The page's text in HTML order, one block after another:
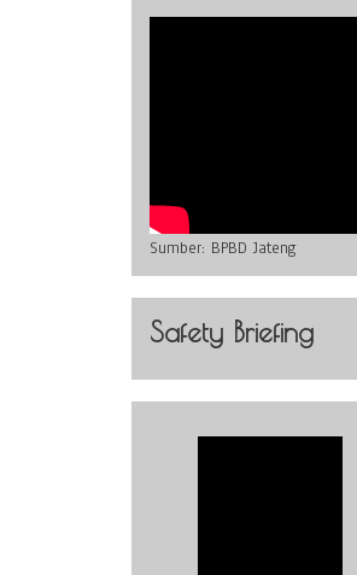
Sumber: BPBD Jateng
Safety Briefing